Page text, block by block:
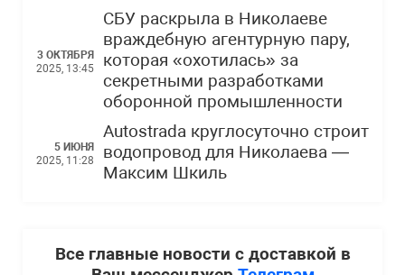
3 ОКТЯБРЯ
2025, 13:45
СБУ раскрыла в Николаеве
враждебную агентурную пару,
которая «охотилась» за
секретными разработками
оборонной промышленности
5 ИЮНЯ
2025, 11:28
Autostrada круглосуточно строит
водопровод для Николаева —
Максим Шкиль
Все главные новости с доставкой в